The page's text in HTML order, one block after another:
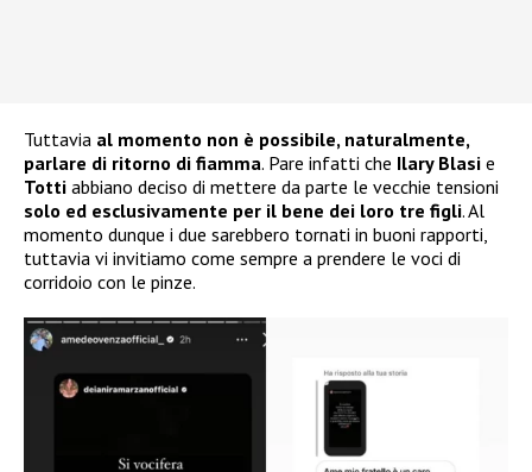
Tuttavia al momento non è possibile, naturalmente,
parlare di ritorno di fiamma. Pare infatti che Ilary Blasi e
Totti abbiano deciso di mettere da parte le vecchie tensioni
solo ed esclusivamente per il bene dei loro tre figli. Al
momento dunque i due sarebbero tornati in buoni rapporti,
tuttavia vi invitiamo come sempre a prendere le voci di
corridoio con le pinze.